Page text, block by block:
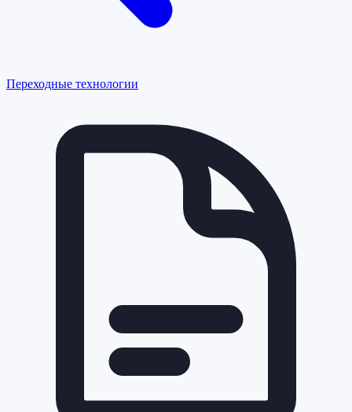
Переходные технологии